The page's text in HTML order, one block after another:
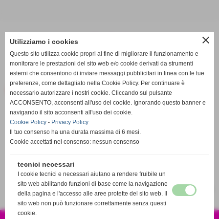
Home> Prodotti RICAMBI ORIGINALI E SPORTIVI >TOYOTA
TOYOTA
CINESINO FARO QUADRO
Invia
CARROZZERIA
risultati: 1-0 / 0
close
Utilizziamo i cookies
Questo sito utilizza cookie propri al fine di migliorare il funzionamento e
monitorare le prestazioni del sito web e/o cookie derivati da strumenti
esterni che consentono di inviare messaggi pubblicitari in linea con le tue
preferenze, come dettagliato nella Cookie Policy. Per continuare è
necessario autorizzare i nostri cookie. Cliccando sul pulsante
ACCONSENTO, acconsenti all'uso dei cookie. Ignorando questo banner e
navigando il sito acconsenti all'uso dei cookie.
Cookie Policy - Privacy Policy
Il tuo consenso ha una durata massima di 6 mesi.
Cookie accettati nel consenso: nessun consenso
tecnici necessari
I cookie tecnici e necessari aiutano a rendere fruibile un
sito web abilitando funzioni di base come la navigazione
della pagina e l'accesso alle aree protette del sito web. Il
sito web non può funzionare correttamente senza questi
cookie.